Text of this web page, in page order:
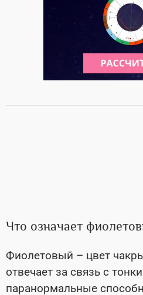
Что означает
Фиолетовый – цвет
отвечает за связь с
паранормальные